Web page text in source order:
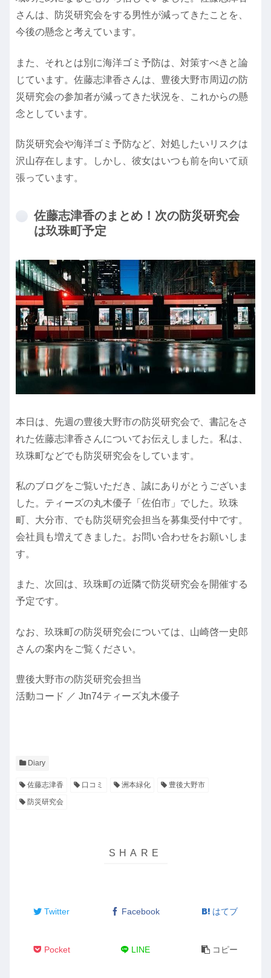
さんは、防災研究会をする男性が減ってきたことを、
今後の懸念と考えています。
また、それとは別に海洋ゴミ予防は、対策すべきと論
じています。佐藤志津香さんは、豊後大野市周辺の防
災研究会の参加者が減ってきた状況を、これからの懸
念としています。
防災研究会や海洋ゴミ予防など、対処したいリスクは
沢山存在します。しかし、彼女はいつも前を向いて頑
張っています。
佐藤志津香のまとめ！次の防災研究会
は玖珠町予定
本日は、先週の豊後大野市の防災研究会で、書記をさ
れた佐藤志津香さんについてお伝えしました。私は、
玖珠町などでも防災研究会をしています。
私のブログをご覧いただき、誠にありがとうございま
した。ティーズの丸木優子「佐伯市」でした。玖珠
町、大分市、でも防災研究会担当を募集受付中です。
会社員も増えてきました。お問い合わせをお願いしま
す。
また、次回は、玖珠町の近隣で防災研究会を開催する
予定です。
なお、玖珠町の防災研究会については、山崎啓一史郎
さんの案内をご覧ください。
豊後大野市の防災研究会担当
活動コード ／ Jtn74ティーズ丸木優子
Diary
佐藤志津香 口コミ 洲本緑化
豊後大野市
防災研究会
Twitter Facebook はてブ
Pocket LINE コピー